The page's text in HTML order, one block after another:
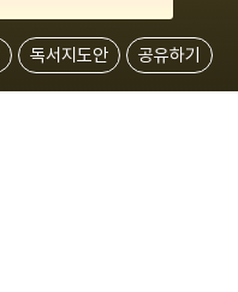
독서지도안 공유하기